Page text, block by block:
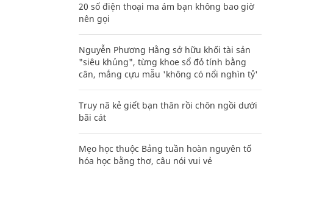
20 số điện thoại ma ám bạn không bao giờ
nên gọi
Nguyễn Phương Hằng sở hữu khối tài sản
"siêu khủng", từng khoe sổ đỏ tính bằng
cân, mắng cựu mẫu 'không có nổi nghìn tỷ'
Truy nã kẻ giết bạn thân rồi chôn ngồi dưới
bãi cát
Mẹo học thuộc Bảng tuần hoàn nguyên tố
hóa học bằng thơ, câu nói vui vẻ